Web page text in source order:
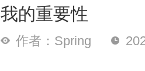
我的重要性
作者：Spring